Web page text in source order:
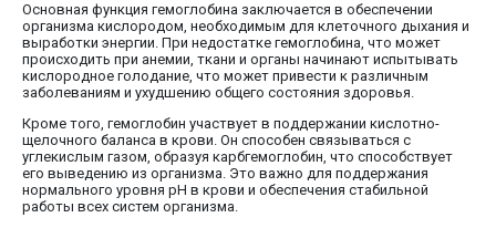
Основная функция гемоглобина заключается в обеспечении
организма кислородом, необходимым для клеточного дыхания и
выработки энергии. При недостатке гемоглобина, что может
происходить при анемии, ткани и органы начинают испытывать
кислородное голодание, что может привести к различным
заболеваниям и ухудшению общего состояния здоровья.
Кроме того, гемоглобин участвует в поддержании кислотно-
щелочного баланса в крови. Он способен связываться с
углекислым газом, образуя карбгемоглобин, что способствует
его выведению из организма. Это важно для поддержания
нормального уровня pH в крови и обеспечения стабильной
работы всех систем организма.